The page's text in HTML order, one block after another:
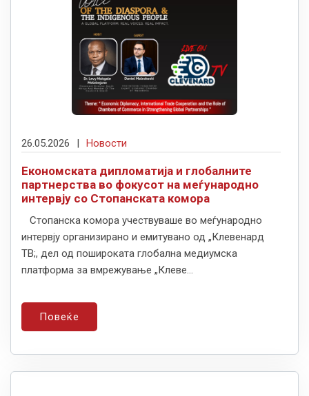
26.05.2026 | Новости
Економската дипломатија и глобалните
партнерства во фокусот на меѓународно
интервју со Стопанската комора
Стопанска комора учествуваше во меѓународно
интервју организирано и емитувано од „Клевенард
ТВ;, дел од пошироката глобална медиумска
платформа за вмрежување „Клеве...
Повеќе